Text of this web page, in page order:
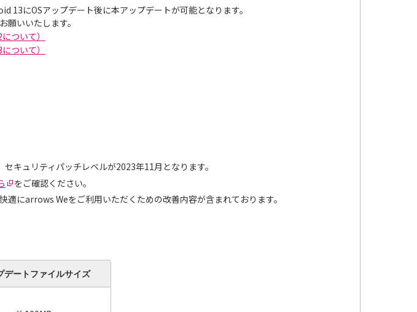
にOSアップデート後に本アップデートが可能となります。
願いいたします。
ついて）
ついて）
キュリティパッチレベルが2023年11月となります。
をご確認ください。
にarrows Weをご利用いただくための改善内容が含まれております。
デート ファイルサイズ